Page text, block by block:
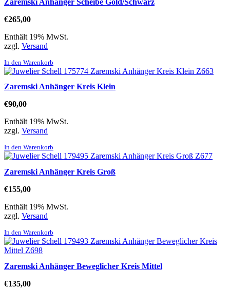
€265,00
Enthält 19% MwSt.
zzgl. Versand
In den Warenkorb
Zaremski Anhänger Kreis Klein
€90,00
Enthält 19% MwSt.
zzgl. Versand
In den Warenkorb
Zaremski Anhänger Kreis Groß
€155,00
Enthält 19% MwSt.
zzgl. Versand
In den Warenkorb
Zaremski Anhänger Beweglicher Kreis Mittel
€135,00